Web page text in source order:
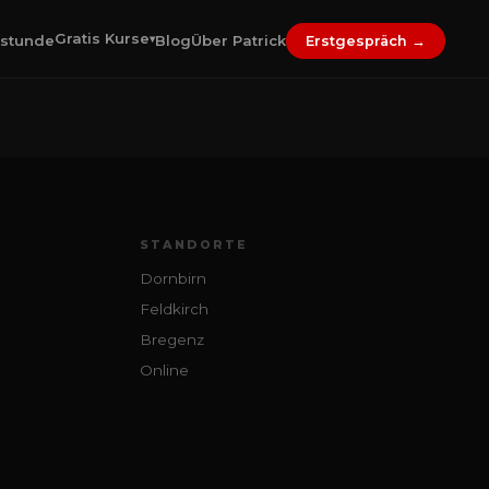
Gratis Kurse▾BlogÜber Patrick Erstgespräch →
STANDORTE
Dornbirn
Feldkirch
Bregenz
Online